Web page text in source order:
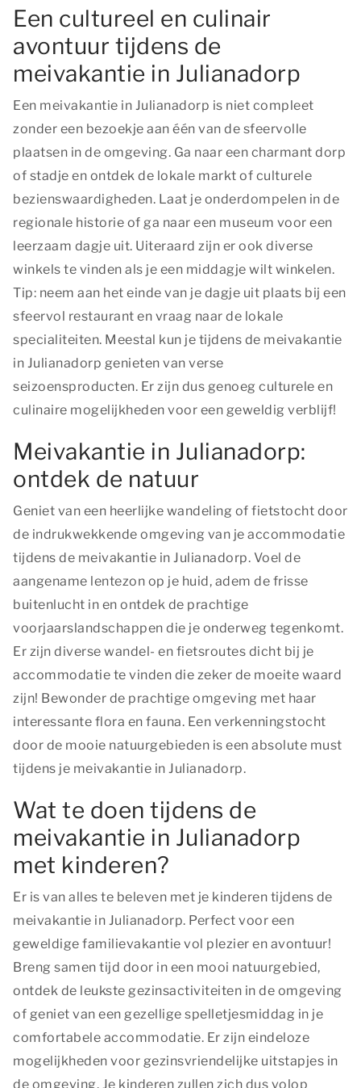
Een cultureel en culinair
avontuur tijdens de
meivakantie in Julianadorp
Een meivakantie in Julianadorp is niet compleet
zonder een bezoekje aan één van de sfeervolle
plaatsen in de omgeving. Ga naar een charmant dorp
of stadje en ontdek de lokale markt of culturele
bezienswaardigheden. Laat je onderdompelen in de
regionale historie of ga naar een museum voor een
leerzaam dagje uit. Uiteraard zijn er ook diverse
winkels te vinden als je een middagje wilt winkelen.
Tip: neem aan het einde van je dagje uit plaats bij een
sfeervol restaurant en vraag naar de lokale
specialiteiten. Meestal kun je tijdens de meivakantie
in Julianadorp genieten van verse
seizoensproducten. Er zijn dus genoeg culturele en
culinaire mogelijkheden voor een geweldig verblijf!
Meivakantie in Julianadorp:
ontdek de natuur
Geniet van een heerlijke wandeling of fietstocht door
de indrukwekkende omgeving van je accommodatie
tijdens de meivakantie in Julianadorp. Voel de
aangename lentezon op je huid, adem de frisse
buitenlucht in en ontdek de prachtige
voorjaarslandschappen die je onderweg tegenkomt.
Er zijn diverse wandel- en fietsroutes dicht bij je
accommodatie te vinden die zeker de moeite waard
zijn! Bewonder de prachtige omgeving met haar
interessante flora en fauna. Een verkenningstocht
door de mooie natuurgebieden is een absolute must
tijdens je meivakantie in Julianadorp.
Wat te doen tijdens de
meivakantie in Julianadorp
met kinderen?
Er is van alles te beleven met je kinderen tijdens de
meivakantie in Julianadorp. Perfect voor een
geweldige familievakantie vol plezier en avontuur!
Breng samen tijd door in een mooi natuurgebied,
ontdek de leukste gezinsactiviteiten in de omgeving
of geniet van een gezellige spelletjesmiddag in je
comfortabele accommodatie. Er zijn eindeloze
mogelijkheden voor gezinsvriendelijke uitstapjes in
de omgeving. Je kinderen zullen zich dus volop